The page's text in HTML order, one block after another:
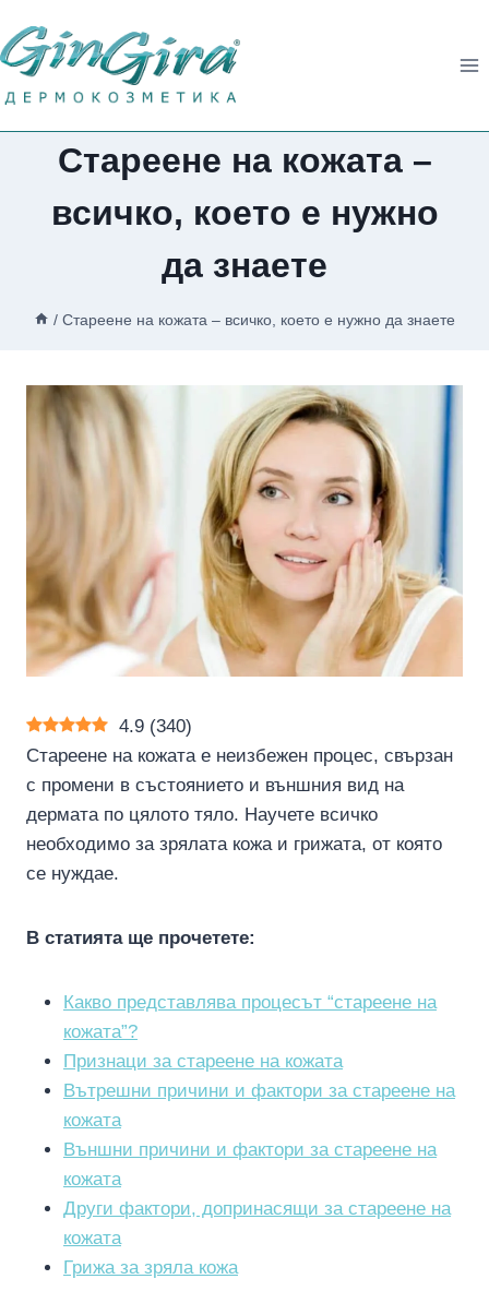
съдържанието
Стареене на кожата –
всичко, което е нужно
да знаете
/ Стареене на кожата – всичко, което е нужно да знаете
4.9 (340)
Стареене на кожата е неизбежен процес, свързан
с промени в състоянието и външния вид на
дермата по цялото тяло. Научете всичко
необходимо за зрялата кожа и грижата, от която
се нуждае.
В статията ще прочетете:
Какво представлява процесът “стареене на
кожата”?
Признаци за стареене на кожата
Вътрешни причини и фактори за стареене на
кожата
Външни причини и фактори за стареене на
кожата
Други фактори, допринасящи за стареене на
кожата
Грижа за зряла кожа